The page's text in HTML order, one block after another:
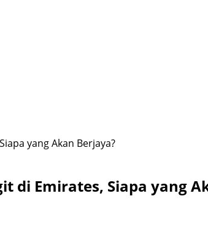
yang Akan Berjaya?
di Emirates, Siapa yang